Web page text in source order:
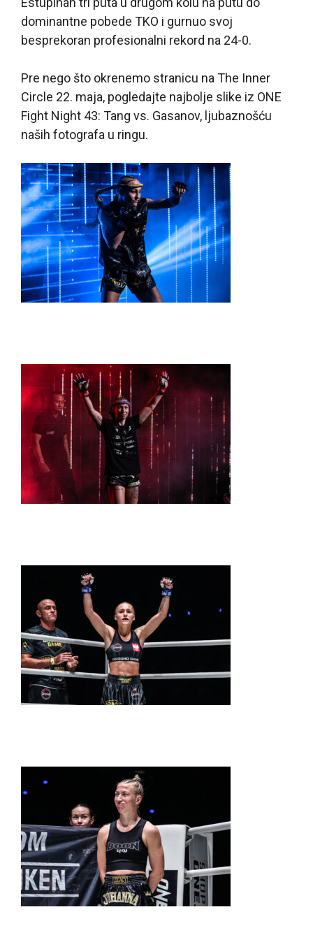
dominantne pobede TKO i gurnuo svoj
besprekoran profesionalni rekord na 24-0.
Pre nego što okrenemo stranicu na The Inner
Circle 22. maja, pogledajte najbolje slike iz ONE
Fight Night 43: Tang vs. Gasanov, ljubaznošću
naših fotografa u ringu.